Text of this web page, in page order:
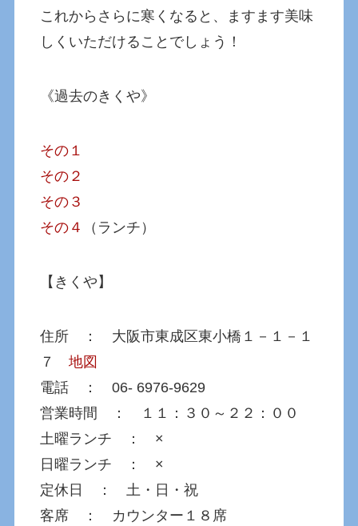
これからさらに寒くなると、ますます美味
しくいただけることでしょう！
《過去のきくや》
その１
その２
その３
その４
（ランチ）
【きくや】
住所 ： 大阪市東成区東小橋１－１－１
７地図
電話 ： 06- 6976-9629
営業時間 ： １１：３０～２２：００
土曜ランチ ： ×
日曜ランチ ： ×
定休日 ： 土・日・祝
客席 ： カウンター１８席